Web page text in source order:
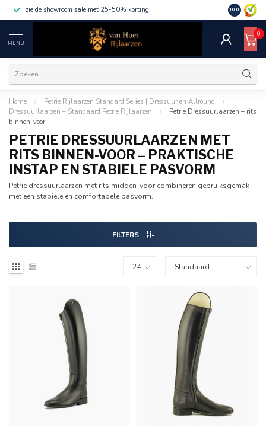
zie de showroom sale met 25-50% korting 10.0
MENU
0
Home / Petrie Rijlaarzen Standard Series | Dressuur en Allround
/
Dressuurlaarzen – Standaard Petrie Rijlaarzen
/
Petrie Dressuurlaarzen – rits
binnen-voor
PETRIE DRESSUURLAARZEN MET
RITS BINNEN-VOOR – PRAKTISCHE
INSTAP EN STABIELE PASVORM
Petrie dressuurlaarzen met rits midden-voor combineren gebruiksgemak
met een stabiele en comfortabele pasvorm.
FILTERS